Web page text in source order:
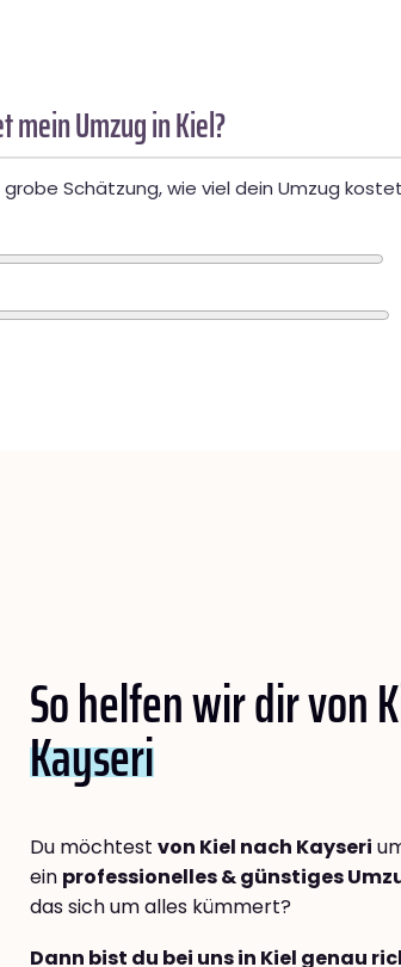
mein Umzug in Kiel?
Schätzung, wie viel dein Umzug
So helfen wir dir von
Kayseri
Du möchtest von Kiel nach Kayseri
ein professionelles & günstiges
das sich um alles kümmert?
Dann bist du bei uns in Kiel genau